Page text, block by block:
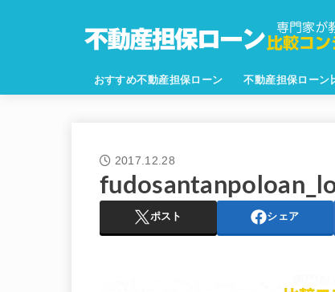
おすすめ不動産担保ローン 不動産担保ローン
2017.12.28
ポスト シェア